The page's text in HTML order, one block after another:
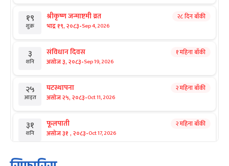
१९
शुक्र
श्रीकृष्ण जन्माष्टमी व्रत
भाद्र १९, २०८३-Sep 4, 2026
२८ दिन बाँकी
३
शनि
संविधान दिवस
असोज ३, २०८३-Sep 19, 2026
१ महिना बाँकी
२५
आइत
घटस्थापना
असोज २५, २०८३-Oct 11, 2026
२ महिना बाँकी
३१
शनि
फूलपाती
असोज ३१ , २०८३-Oct 17, 2026
२ महिना बाँकी
१ कार्तिक सङ्क्रान्ति